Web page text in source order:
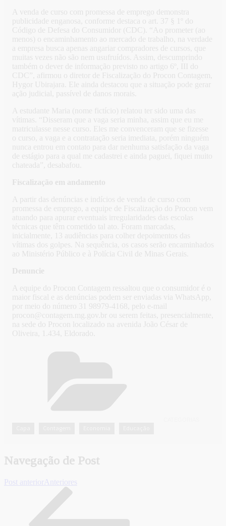
A venda de curso com promessa de emprego demonstra
publicidade enganosa, conforme destaca o art. 37 § 1º do
Código de Defesa do Consumidor (CDC). “Ao prometer (ao
menos) o encaminhamento ao mercado de trabalho, na verdade
a empresa busca apenas angariar compradores de cursos, que
muitas vezes não são nem usufruídos. Assim, descumprindo
também o dever de informação previsto no artigo 6º, III do
CDC”, afirmou o diretor de Fiscalização do Procon Contagem,
Hygor Ubirajara. Ele ainda destacou que a situação pode gerar
ação judicial, passível de danos morais.
A estudante Maria (nome fictício) relatou ter sido uma das
vítimas. “Disseram que a vaga seria minha, assim que eu me
matriculasse nesse curso. Eles me convenceram que se fizesse
o curso, a vaga e a contratação seria imediata, porém ninguém
nunca entrou em contato para dar nenhuma satisfação da vaga
de estágio para a qual me cadastrei e ainda paguei, fiquei muito
chateada”, desabafou.
Fiscalização em andamento
A partir das denúncias e indícios de venda de curso com
promessa de emprego, a equipe de Fiscalização do Procon vem
atuando para apurar eventuais irregularidades das escolas
técnicas que têm cometido tal ato. Foram marcadas,
inicialmente, 13 audiências para colher depoimentos das
vítimas dos golpes. Na sequência, os casos serão encaminhados
ao Ministério Público e à Polícia Civil de Minas Gerais.
Denuncie
A equipe do Procon Contagem ressaltou que o consumidor é o
maior fiscal e as denúncias podem ser enviadas via WhatsApp,
por meio do número 31 98979-4168, pelo e-mail
procon@contagem.mg.gov.br ou serem feitas, presencialmente,
na sede do Procon localizado na avenida João César de
Oliveira, 1.434, Eldorado.
Navegação de Post
Post anterior Anteriores